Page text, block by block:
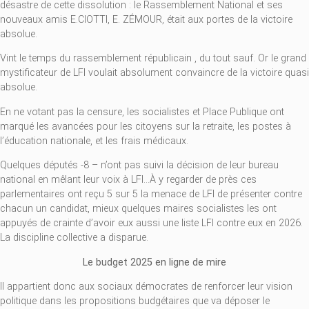
désastre de cette dissolution : le Rassemblement National et ses
nouveaux amis E.CIOTTI, E. ZÉMOUR, était aux portes de la victoire
absolue.
Vint le temps du rassemblement républicain , du tout sauf. Or le grand
mystificateur de LFI voulait absolument convaincre de la victoire quasi
absolue.
En ne votant pas la censure, les socialistes et Place Publique ont
marqué les avancées pour les citoyens sur la retraite, les postes à
l’éducation nationale, et les frais médicaux.
Quelques députés -8 – n’ont pas suivi la décision de leur bureau
national en mêlant leur voix à LFI…À y regarder de près ces
parlementaires ont reçu 5 sur 5 la menace de LFI de présenter contre
chacun un candidat, mieux quelques maires socialistes les ont
appuyés de crainte d’avoir eux aussi une liste LFI contre eux en 2026.
La discipline collective a disparue.
Le budget 2025 en ligne de mire
Il appartient donc aux sociaux démocrates de renforcer leur vision
politique dans les propositions budgétaires que va déposer le